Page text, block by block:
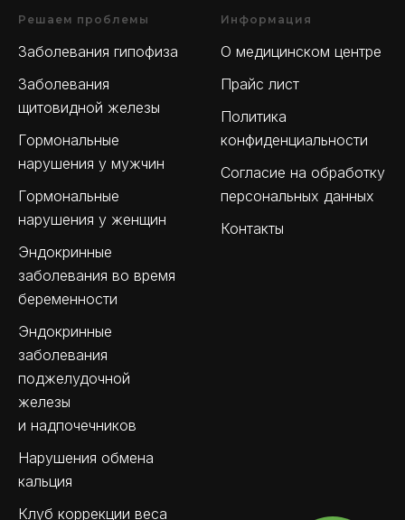
Решаем проблемы
Заболевания гипофиза
Заболевания
щитовидной железы
Гормональные
нарушения у мужчин
Гормональные
нарушения у женщин
Эндокринные
заболевания во время
беременности
Эндокринные
заболевания
поджелудочной
железы
и надпочечников
Нарушения обмена
кальция
Клуб коррекции веса
Информация
О медицинском центре
Прайс лист
Политика
конфиденциальности
Согласие на обработку
персональных данных
Контакты